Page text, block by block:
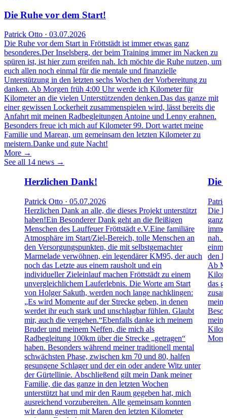
Die Ruhe vor dem Start!
Patrick Otto · 03.07.2026
Die Ruhe vor dem Start in Fröttstädt ist immer etwas ganz
besonderes.Der Inselsberg, der beim Training immer im Nacken zu
spüren ist, ist hier zum greifen nah. Ich möchte die Ruhe nutzen, um
euch allen noch einmal für die mentale und finanzielle
Unterstützung in den letzten sechs Wochen der Vorbereitung zu
danken. Ab Morgen früh 4:00 Uhr werde ich Kilometer für
Kilometer an die vielen Unterstützenden denken.Das das ganze mit
einer gewissen Lockerheit zusammenspielen wird, lässt bereits die
Anfahrt mit meinen Radbegleitungen Antoine und Lenny erahnen.
Besonders freue ich mich auf Kilometer 99. Dort wartet meine
Familie und Marean, um gemeinsam den letzten Kilometer zu
meistern.Danke und gute Nacht!
More →
See all 14 news →
Herzlichen Dank!
Patrick Otto · 05.07.2026
Herzlichen Dank an alle, die dieses Projekt unterstützt
haben!Ein Besonderer Dank geht an die fleißigen
Menschen des Lauffeuer Fröttstädt e.V.Eine familiäre
Atmosphäre im Start/Ziel-Bereich, tolle Menschen an
den Versorgungspunkten, die mit selbstgemachter
Marmelade verwöhnen, ein legendärer KM95, der auch
noch das Letzte aus einem rausholt und ein
individueller Zieleinlauf machen Fröttstädt zu einem
unvergleichlichem Lauferlebnis. Die Worte am Start
von Holger Sakuth, werden noch lange nachklingen:
„Es wird Momente auf der Strecke geben, in denen
werdet ihr euch stark und unschlagbar fühlen. Glaubt
mir, auch die vergehen.“Ebenfalls danke ich meinem
Bruder und meinem Neffen, die mich als
Radbegleitung 100km über die Strecke „getragen“
haben. Besonders während meiner traditionell mental
schwächsten Phase, zwischen km 70 und 80, halfen
gesungene Schlager und der ein oder andere Witz unter
der Gürtellinie. Abschließend gilt mein Dank meiner
Familie, die das ganze in den letzten Wochen
unterstützt hat und mir den Raum gegeben hat, mich
ausreichend vorzubereiten. Alle gemeinsam konnten
wir dann gestern mit Maren den letzten Kilometer
Die
Die
ganz
nah.
den
Ab
das